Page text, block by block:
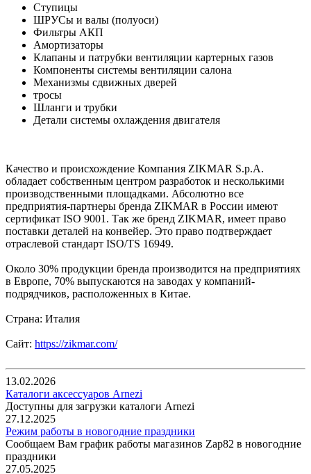
Cтупицы
ШРУСы и валы (полуоси)
Фильтры АКП
Амортизаторы
Клапаны и патрубки вентиляции картерных газов
Компоненты системы вентиляции салона
Механизмы сдвижных дверей
тросы
Шланги и трубки
Детали системы охлаждения двигателя
Качество и происхождение Компания ZIKMAR S.p.A.
обладает собственным центром разработок и несколькими
производственными площадками. Абсолютно все
предприятия-партнеры бренда ZIKMAR в России имеют
сертификат ISO 9001. Так же бренд ZIKMAR, имеет право
поставки деталей на конвейер. Это право подтверждает
отраслевой стандарт ISO/TS 16949.
Около 30% продукции бренда производится на предприятиях
в Европе, 70% выпускаются на заводах у компаний-
подрядчиков, расположенных в Китае.
Страна: Италия
Сайт: https://zikmar.com/
13.02.2026
Каталоги аксессуаров Arnezi
Доступны для загрузки каталоги Arnezi
27.12.2025
Режим работы в новогодние праздники
Сообщаем Вам график работы магазинов Zap82 в новогодние
праздники
27.05.2025